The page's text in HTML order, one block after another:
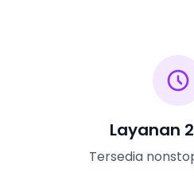
Layanan
Tersedia